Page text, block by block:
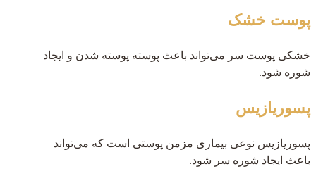
پوست خشک
خشکی پوست سر می‌تواند باعث پوسته پوسته شدن و ایجاد
شوره شود.
پسوریازیس
پسوریازیس نوعی بیماری مزمن پوستی است که می‌تواند
باعث ایجاد شوره سر شود.